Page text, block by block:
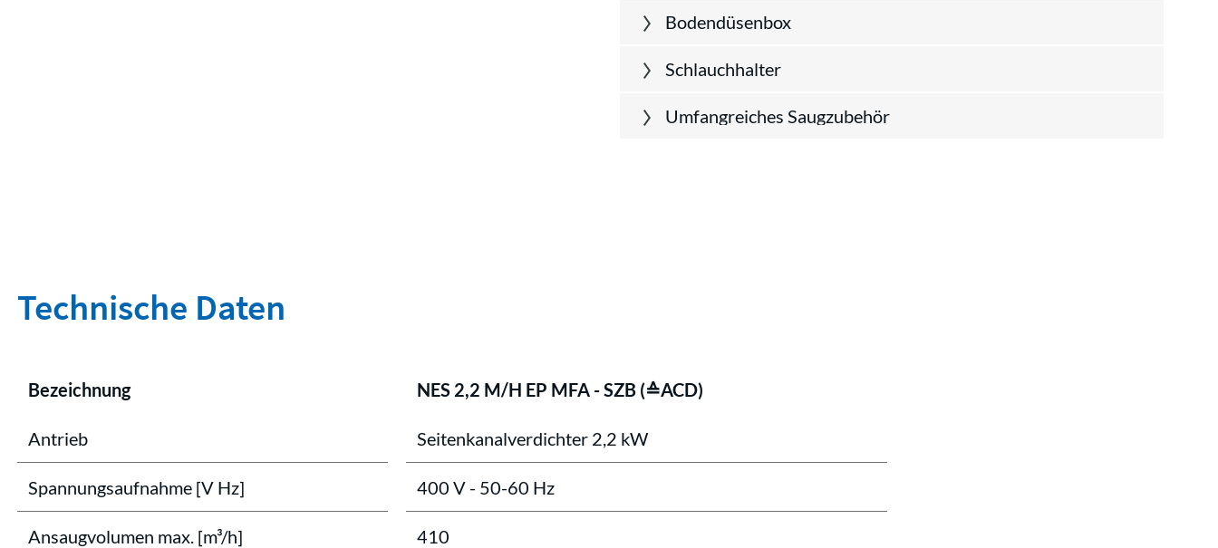
Bodendüsenbox
Schlauchhalter
Umfangreiches Saugzubehör
Technische Daten
Bezeichnung NES 2,2 M/H EP MFA - SZB (≙ACD)
Antrieb Seitenkanalverdichter 2,2 kW
Spannungsaufnahme [V Hz] 400 V - 50-60 Hz
Ansaugvolumen max. [m³/h] 410